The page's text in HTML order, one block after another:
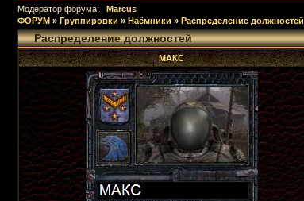
Модератор форума:
Marcus
ФОРУМ » Группировки » Наёмники » Распределение должностей
Распределение должностей
МАКС